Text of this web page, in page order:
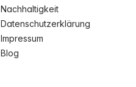
Nachhaltigkeit
Datenschutzerklärung
Impressum
Blog